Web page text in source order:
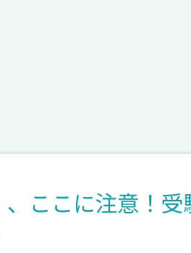
ここに注意！受